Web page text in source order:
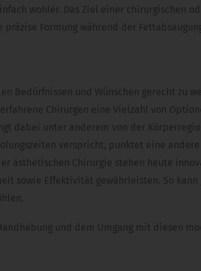
wohler. Das Ziel einer chirurgischen
Formung während der
Bedürfnissen und Wünschen gerecht zu
Chirurgen eine Vielzahl von
dabei unter anderem von der
verspricht, punktet eine
ästhetischen Chirurgie stehen heute
sowie Effektivität gewährleisten. So
und dem Umgang mit diesen